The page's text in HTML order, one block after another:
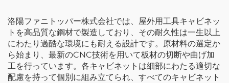
洛陽ファニトッパー株式会社では、屋外用工具キャビネッ
トを高品質な鋼材で製造しており、その耐久性は一生以上
にわたり過酷な環境にも耐える設計です。原材料の選定か
ら始まり、最新のCNC技術を用いて板材の切断や曲げ加
工を行っています。各キャビネットは細部にわたる適切な
配慮を持って個別に組み立てられ、すべてのキャビネット